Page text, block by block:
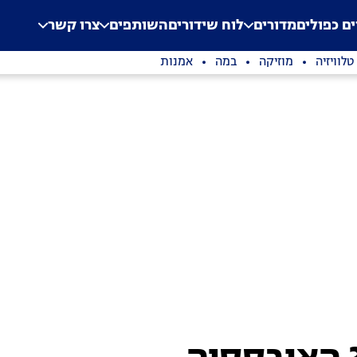
Application error: a
. כפוליםמדורים לוח שידוריםהשותפים צרו קשר
טלוויזיה מוזיקה במה אמנות